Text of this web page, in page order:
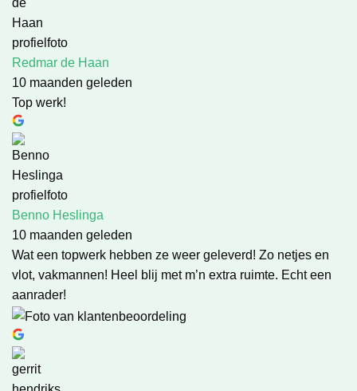
Redmar de Haan
10 maanden geleden
Top werk!
Benno Heslinga
10 maanden geleden
Wat een topwerk hebben ze weer geleverd! Zo netjes en
vlot, vakmannen! Heel blij met m’n extra ruimte. Echt een
aanrader!